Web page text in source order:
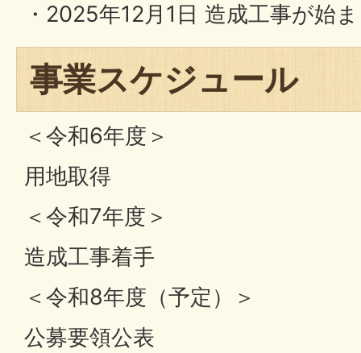
・2025年12月1日 造成工事が始
事業スケジュール
＜令和6年度＞
用地取得
＜令和7年度＞
造成工事着手
＜令和8年度（予定）＞
公募要領公表